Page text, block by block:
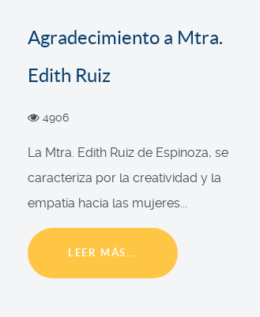
Agradecimiento a Mtra.
Edith Ruiz
4906
La Mtra. Edith Ruiz de Espinoza, se
caracteriza por la creatividad y la
empatía hacia las mujeres...
LEER MÁS...